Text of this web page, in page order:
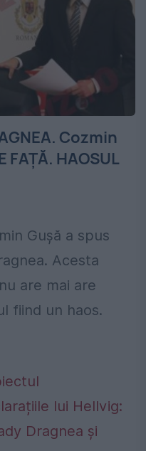
Cozmin
FAȚĂ. HAOSUL
Gușă a spus
Acesta
are mai are
fiind un haos.